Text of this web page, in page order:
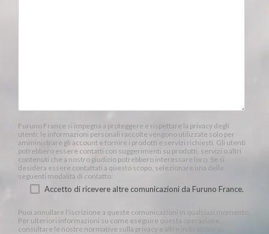
Furuno France si impegna a proteggere e rispettare la privacy degli
utenti: le informazioni personali raccolte vengono utilizzate solo per
amministrare gli account e fornire i prodotti e servizi richiesti. Gli utenti
potrebbero essere contatti con suggerimenti su prodotti, servizi o altri
contenuti che a nostro giudizio potrebbero interessare loro. Se si
desidera essere contattati a questo scopo, selezionare una delle
seguenti modalità di contatto:
Accetto di ricevere altre comunicazioni da Furuno France.
Puoi annullare l'iscrizione a queste comunicazioni in qualsiasi momento.
Per ulteriori informazioni su come eseguire questa operazione,
consultare le nostre normative sulla privacy e altre indicazioni su